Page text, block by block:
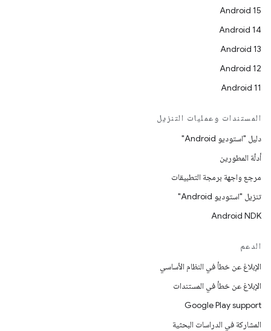
Android 15
Android 14
Android 13
Android 12
Android 11
المستندات وعمليات التنزيل
دليل "استوديو Android"
أدلّة المطورين
مرجع واجهة برمجة التطبيقات
تنزيل "استوديو Android"
Android NDK
الدعم
الإبلاغ عن خطأ في النظام الأساسي
الإبلاغ عن خطأ في المستندات
Google Play support
المشاركة في الدراسات البحثية